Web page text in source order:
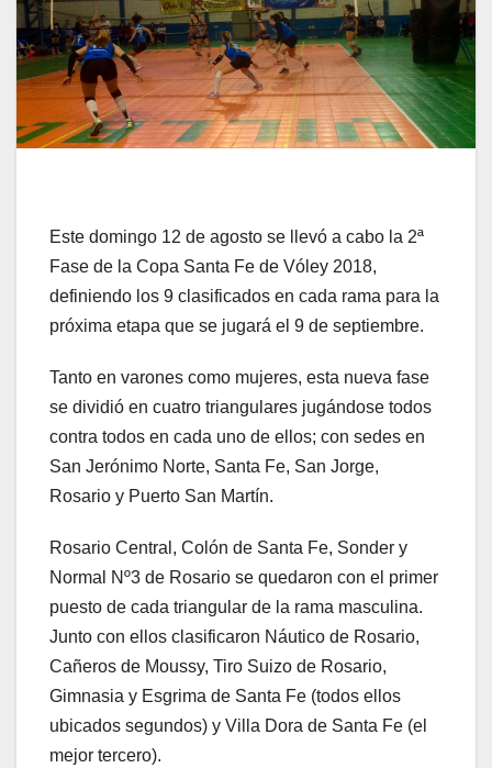
Este domingo 12 de agosto se llevó a cabo la 2ª
Fase de la Copa Santa Fe de Vóley 2018,
definiendo los 9 clasificados en cada rama para la
próxima etapa que se jugará el 9 de septiembre.
Tanto en varones como mujeres, esta nueva fase
se dividió en cuatro triangulares jugándose todos
contra todos en cada uno de ellos; con sedes en
San Jerónimo Norte, Santa Fe, San Jorge,
Rosario y Puerto San Martín.
Rosario Central, Colón de Santa Fe, Sonder y
Normal Nº3 de Rosario se quedaron con el primer
puesto de cada triangular de la rama masculina.
Junto con ellos clasificaron Náutico de Rosario,
Cañeros de Moussy, Tiro Suizo de Rosario,
Gimnasia y Esgrima de Santa Fe (todos ellos
ubicados segundos) y Villa Dora de Santa Fe (el
mejor tercero).